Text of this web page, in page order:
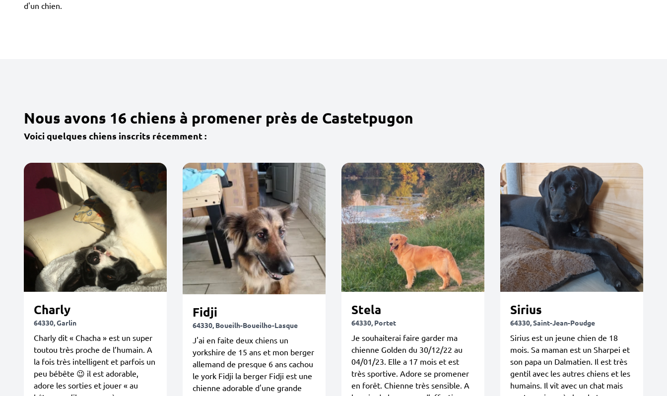
d'un chien.
Nous avons 16 chiens à promener près de Castetpugon
Voici quelques chiens inscrits récemment :
Charly
64330, Garlin
Charly dit « Chacha » est un super
toutou très proche de l’humain. A
la fois très intelligent et parfois un
peu bébête 😉 il est adorable,
adore les sorties et jouer « au
Fidji
64330, Boueilh-Boueilho-Lasque
J'ai en faite deux chiens un
yorkshire de 15 ans et mon berger
allemand de presque 6 ans cachou
le york Fidji la berger Fidji est une
chienne adorable d'une grande
Stela
64330, Portet
Je souhaiterai faire garder ma
chienne Golden du 30/12/22 au
04/01/23. Elle a 17 mois et est
très sportive. Adore se promener
en forêt. Chienne très sensible. A
Sirius
64330, Saint-Jean-Poudge
Sirius est un jeune chien de 18
mois. Sa maman est un Sharpei et
son papa un Dalmatien. Il est très
gentil avec les autres chiens et les
humains. Il vit avec un chat mais